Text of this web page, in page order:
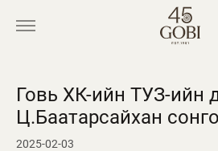
Говь ХК-ийн ТУЗ-ийн
Ц.Баатарсайхан
2025-02-03